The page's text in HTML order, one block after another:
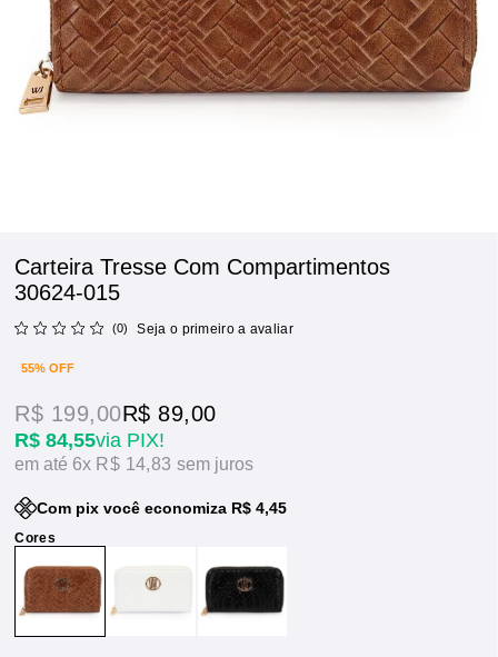
Carteira Tresse Com Compartimentos
30624-015
(0) Seja o primeiro a avaliar
55% OFF
R$ 84,55via PIX!
R$ 199,00R$ 89,00
6x R$ 14,83sem juros
Com pix você economiza R$ 4,45